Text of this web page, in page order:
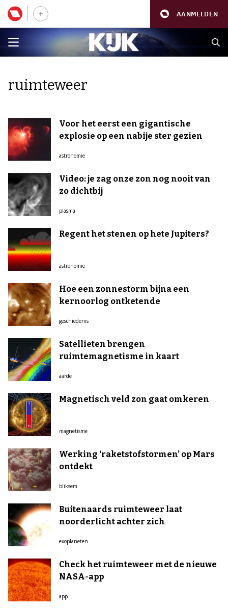
AANMELDEN
ruimteweer
Voor het eerst een gigantische
explosie op een nabije ster gezien
astronomie
Video: je zag onze zon nog nooit van
zo dichtbij
plasma
Regent het stenen op hete Jupiters?
astronomie
Hoe een zonnestorm bijna een
kernoorlog ontketende
geschiedenis
Satellieten brengen
ruimtemagnetisme in kaart
aarde
Magnetisch veld zon gaat omkeren
magnetisme
Werking ‘raketstofstormen’ op Mars
ontdekt
bliksem
Buitenaards ruimteweer laat
noorderlicht achter zich
exoplaneten
Check het ruimteweer met de nieuwe
NASA-app
app